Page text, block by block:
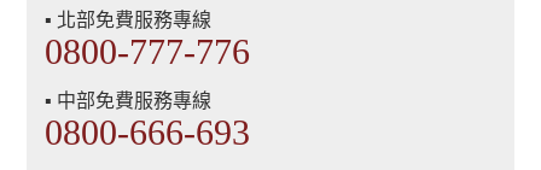
▪ 北部免費服務專線
0800-777-776
▪ 中部免費服務專線
0800-666-693